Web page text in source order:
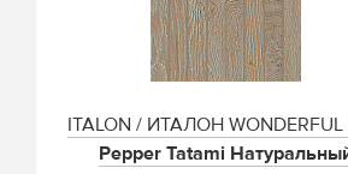
ITALON / ИТАЛОН WONDERFUL
Pepper Tatami